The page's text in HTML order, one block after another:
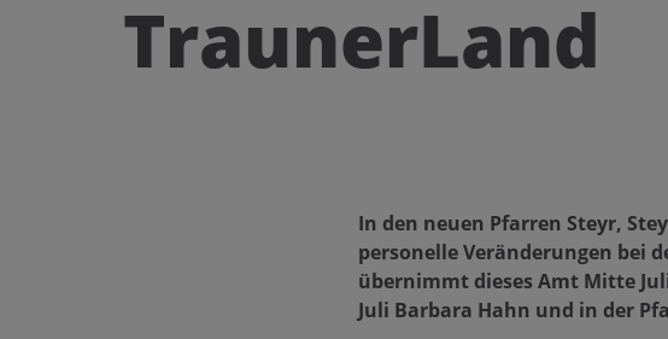
TraunerLand
In den neuen Pfarren Steyr,
personelle Veränderungen bei
übernimmt dieses Amt Mitte
Juli Barbara Hahn und in der